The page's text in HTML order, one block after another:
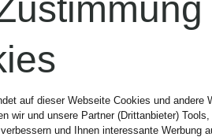
EMBLEM
CREW
120 €
auf dieser Webseite Cookies und andere
wir und unsere Partner (Drittanbieter)
und Ihnen interessante Werbung